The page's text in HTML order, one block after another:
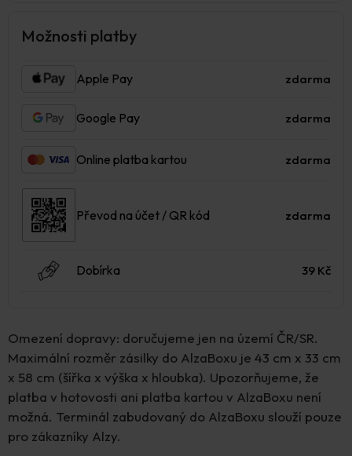
Možnosti platby
Apple Pay zdarma
Google Pay zdarma
Online platba kartou zdarma
Převod na účet / QR kód zdarma
Dobírka 39 Kč
Omezení dopravy: doručujeme jen na území ČR/SR.
Maximální rozměr zásilky do AlzaBoxu je 43 cm x 33 cm
x 58 cm (šířka x výška x hloubka). Upozorňujeme, že
platba v hotovosti ani platba kartou v AlzaBoxu není
možná. Terminál zabudovaný do AlzaBoxu slouží pouze
pro zákazníky Alzy.